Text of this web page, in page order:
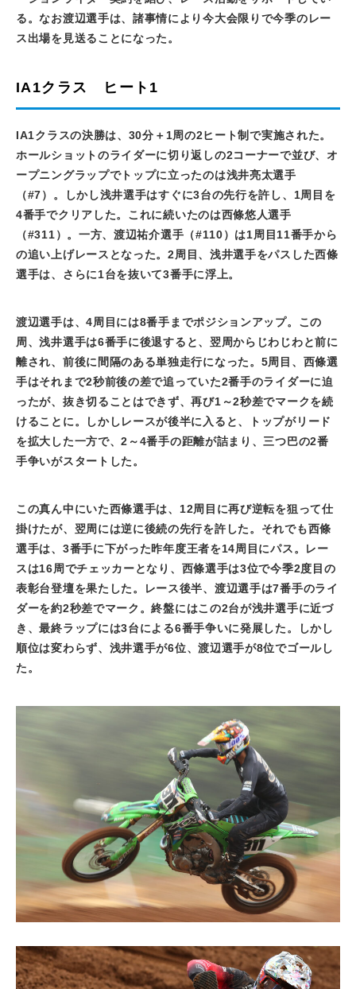
る。なお渡辺選手は、諸事情により今大会限りで今季のレー
ス出場を見送ることになった。
IA1クラス ヒート1
IA1クラスの決勝は、 30分＋ 1周の2ヒート制で実施された。
ホールショットのライダーに切り返しの2コーナーで並び、オ
ープニングラップでトップに立ったのは浅井亮太選手
（#7）。しかし浅井選手はすぐに3台の先行を許し、 1周目を
4番手でクリアした。これに続いたのは西條悠人選手
（#311）。一方、渡辺祐介選手（#110）は1周目 11番手から
の追い上げレースとなった。2周目、浅井選手をパスした西條
選手は、さらに1台を抜いて3番手に浮上。
渡辺選手は、4周目には8番手までポジションアップ。この
周、浅井選手は6番手に後退すると、翌周からじわじわと前に
離され、前後に間隔のある単独走行になった。 5周目、西條選
手はそれまで2秒前後の差で追っていた2番手のライダーに迫
ったが、抜き切ることはできず、再び1 ～2秒差でマークを続
けることに。しかしレースが後半に入ると、トップがリード
を拡大した一方で、2 ～4番手の距離が詰まり、三つ巴の2番
手争いがスタートした。
この真ん中にいた西條選手は、 12周目に再び逆転を狙って仕
掛けたが、翌周には逆に後続の先行を許した。それでも西條
選手は、 3番手に下がった昨年度王者を14周目にパス。レー
スは16周でチェッカーとなり、西條選手は3位で今季2度目の
表彰台登壇を果たした。レース後半、渡辺選手は7番手のライ
ダーを約2秒差でマーク。終盤にはこの2台が浅井選手に近づ
き、最終ラップには3台による6番手争いに発展した。しかし
順位は変わらず、浅井選手が6位、渡辺選手が8位でゴールし
た。